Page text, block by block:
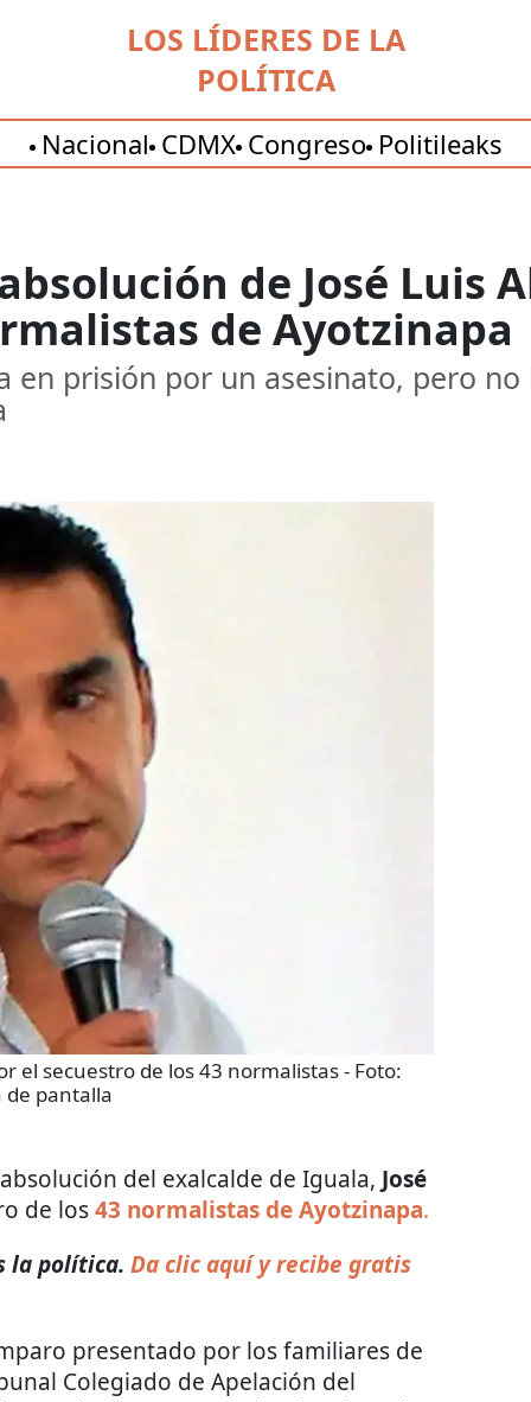
LOS LÍDERES DE LA
POLÍTICA
Nacional CDMX Congreso Politileaks
de José Luis
de Ayotzinapa
en prisión por un asesinato, pero
el secuestro de los 43 normalistas- Foto:
de pantalla
del exalcalde de Iguala, José
de los43 normalistas de Ayotzinapa.
la política. Da clic aquí y recibe gratis
presentado por los familiares de
Colegiado de Apelación del